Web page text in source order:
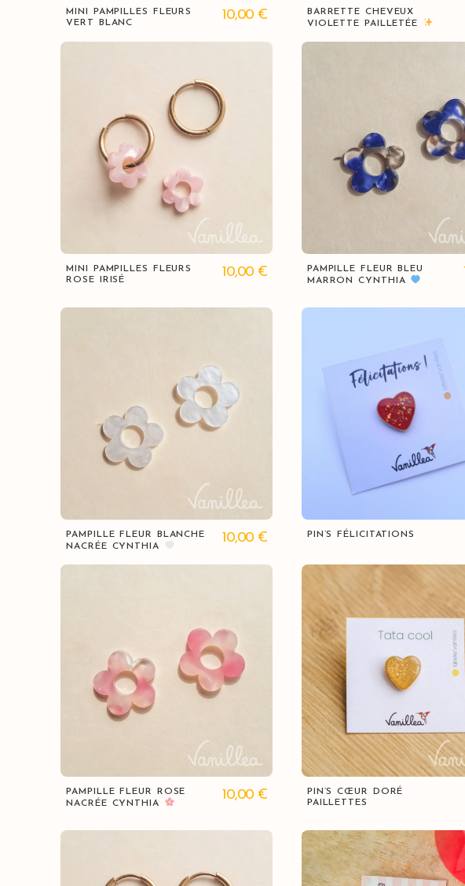
Vue rapide
MINI PAMPILLES FLEURS
VERT BLANC
10,00 €
Vue rapide
BARRETTE CHEVEUX
VIOLETTE PAILLETÉE
Vue rapide
MINI PAMPILLES FLEURS
ROSE IRISÉ
10,00 €
Vue rapide
PAMPILLE FLEUR BLEU
MARRON CYNTHIA
Vue rapide
PAMPILLE FLEUR BLANCHE
NACRÉE CYNTHIA
10,00 €
Vue rapide
PIN’S FÉLICITATIONS
Vue rapide
PAMPILLE FLEUR ROSE
NACRÉE CYNTHIA
10,00 €
Vue rapide
PIN’S CŒUR DORÉ
PAILLETTES